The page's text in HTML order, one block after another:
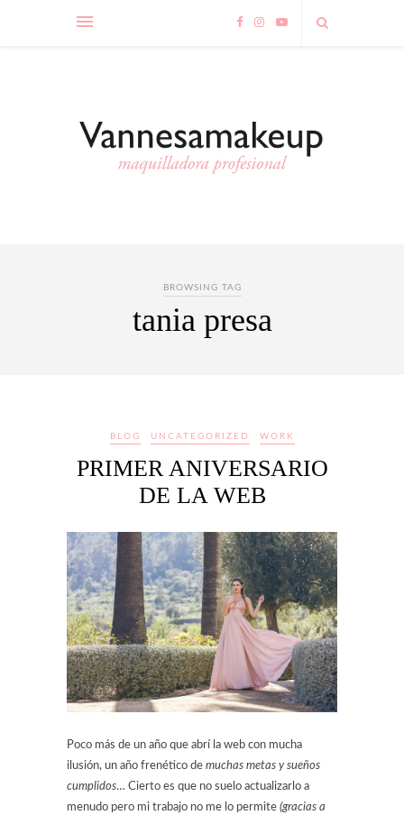
BROWSING TAG
tania presa
BLOG UNCATEGORIZED WORK
PRIMER ANIVERSARIO
DE LA WEB
Poco más de un año que abrí la web con mucha
ilusión, un año frenético de muchas metas y sueños
cumplidos… Cierto es que no suelo actualizarlo a
menudo pero mi trabajo no me lo permite (gracias a